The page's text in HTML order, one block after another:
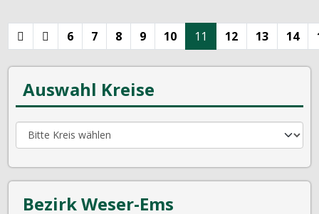
6 7 8 9 10 11 12 13 14
Auswahl Kreise
Bezirk Weser-Ems